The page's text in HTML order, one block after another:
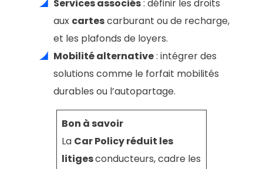
Services associés: définir les droits
aux cartescarburant ou de recharge,
et les plafonds de loyers.
Mobilité alternative: intégrer des
solutions comme le forfait mobilités
durables ou l’autopartage.
Bon à savoir
La Car Policy réduit les
litigesconducteurs, cadre les